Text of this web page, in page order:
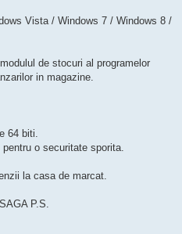
Vista / Windows 7 / Windows 8 /
de stocuri al programelor
in magazine.
64 biti.
pentru o securitate sporita.
la casa de marcat.
P.S.